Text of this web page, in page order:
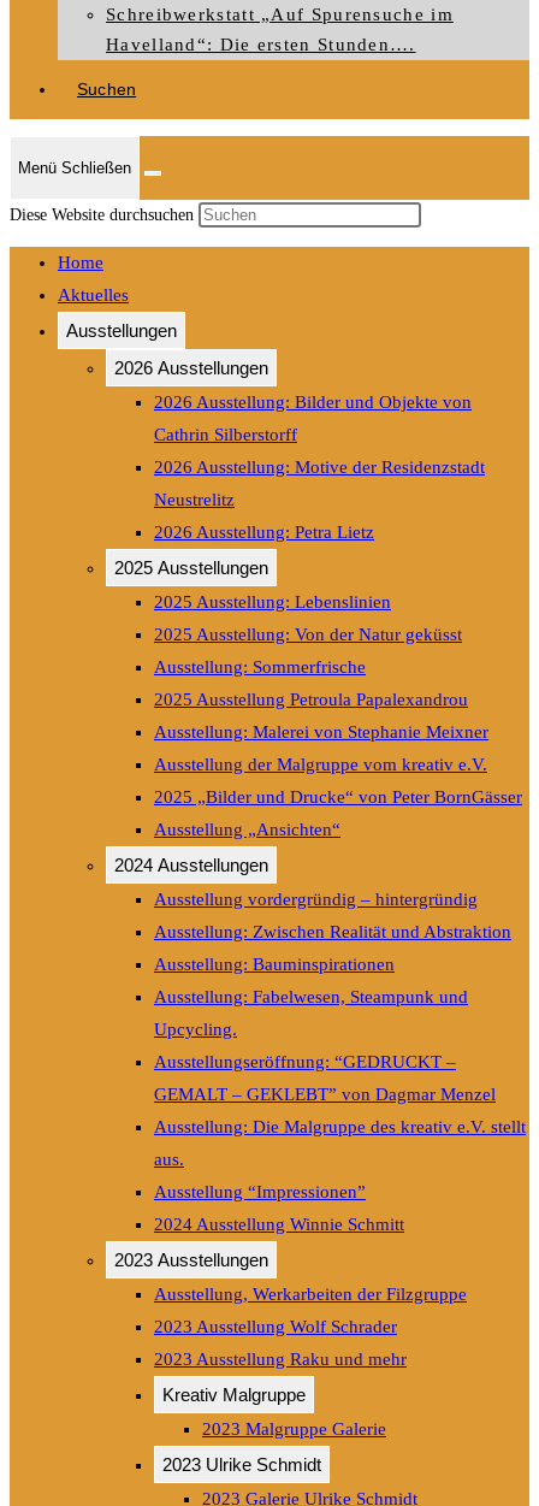
Schreibwerkstatt „Auf Spurensuche im
Havelland“: Die ersten Stunden….
Suchen
Menü Schließen
Diese Website durchsuchen
Escape
panel.
Home
Aktuelles
Ausstellungen
2026 Ausstellungen
2026 Ausstellung: Bilder und Objekte von
Cathrin Silberstorff
2026 Ausstellung: Motive der Residenzstadt
Neustrelitz
2026 Ausstellung: Petra Lietz
2025 Ausstellungen
2025 Ausstellung: Lebenslinien
2025 Ausstellung: Von der Natur geküsst
Ausstellung: Sommerfrische
2025 Ausstellung Petroula Papalexandrou
Ausstellung: Malerei von Stephanie Meixner
Ausstellung der Malgruppe vom kreativ e.V.
2025 „Bilder und Drucke“ von Peter BornGässer
Ausstellung „Ansichten“
2024 Ausstellungen
Ausstellung vordergründig – hintergründig
Ausstellung: Zwischen Realität und Abstraktion
Ausstellung: Bauminspirationen
Ausstellung: Fabelwesen, Steampunk und
Upcycling.
Ausstellungseröffnung: “GEDRUCKT –
GEMALT – GEKLEBT” von Dagmar Menzel
Ausstellung: Die Malgruppe des kreativ e.V. stellt
aus.
Ausstellung “Impressionen”
2024 Ausstellung Winnie Schmitt
2023 Ausstellungen
Ausstellung, Werkarbeiten der Filzgruppe
2023 Ausstellung Wolf Schrader
2023 Ausstellung Raku und mehr
Kreativ Malgruppe
2023 Malgruppe Galerie
2023 Ulrike Schmidt
2023 Galerie Ulrike Schmidt